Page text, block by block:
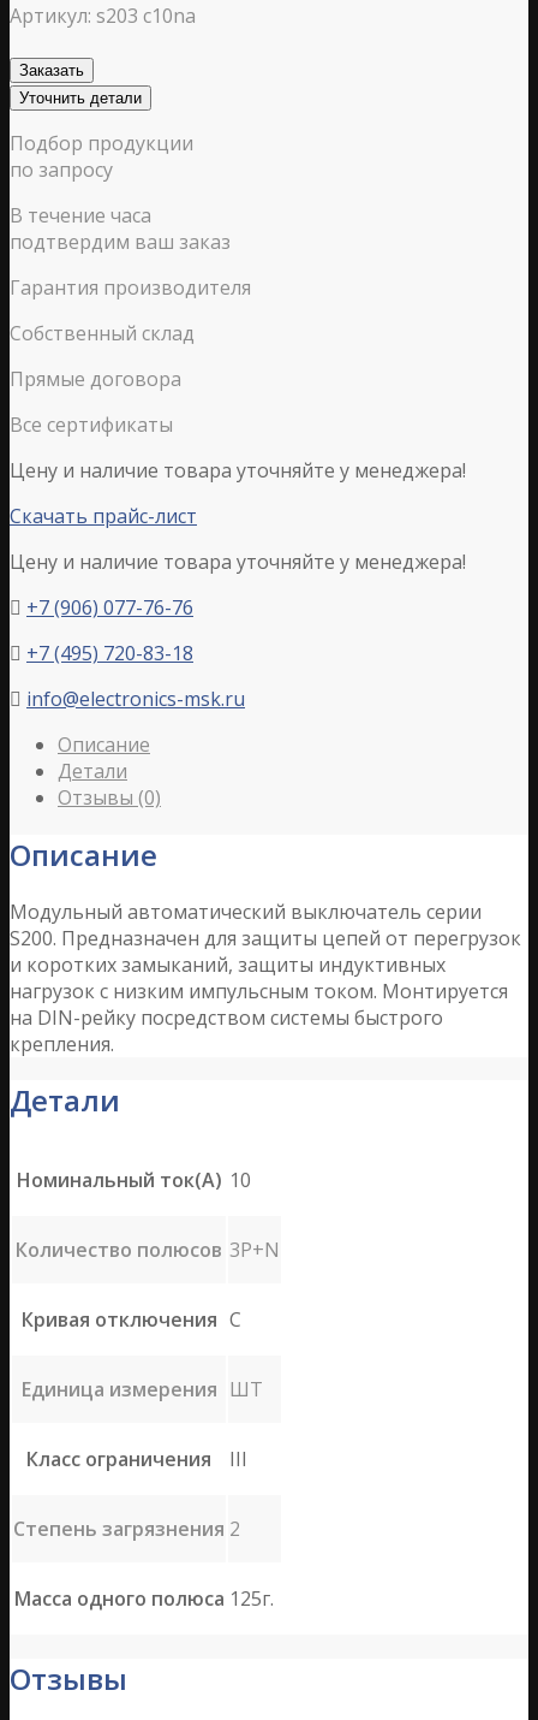
Артикул: s203 c10na
Заказать
Уточнить детали
Подбор продукции
по запросу
В течение часа
подтвердим ваш заказ
Гарантия производителя
Собственный склад
Прямые договора
Все сертификаты
Цену и наличие товара уточняйте у менеджера!
Скачать прайс-лист
Цену и наличие товара уточняйте у менеджера!
 +7 (906) 077-76-76
 +7 (495) 720-83-18
 info@electronics-msk.ru
Описание
Детали
Отзывы (0)
Описание
Модульный автоматический выключатель серии
S200. Предназначен для защиты цепей от перегрузок
и коротких замыканий, защиты индуктивных
нагрузок с низким импульсным током. Монтируется
на DIN-рейку посредством системы быстрого
крепления.
Детали
Номинальный ток(А) 10
Количество полюсов 3P+N
Кривая отключения C
Единица измерения ШТ
Класс ограничения III
Степень загрязнения 2
Масса одного полюса 125г.
Отзывы